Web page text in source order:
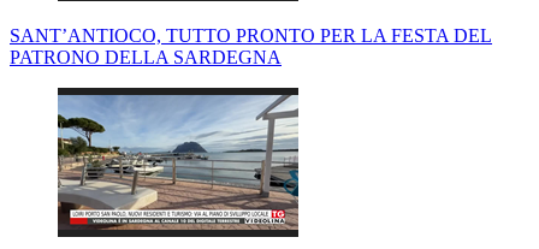
SANT’ANTIOCO, TUTTO PRONTO PER LA FESTA DEL
PATRONO DELLA SARDEGNA